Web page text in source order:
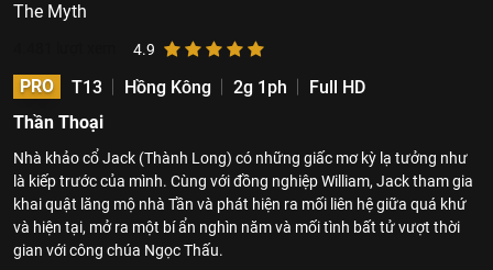
The Myth
4.9
PRO T13 Hồng Kông 2g 1ph
Full HD
Thần Thoại
Nhà khảo cổ Jack (Thành Long) có những giấc mơ kỳ lạ tưởng như
là kiếp trước của mình. Cùng với đồng nghiệp William, Jack tham gia
khai quật lăng mộ nhà Tần và phát hiện ra mối liên hệ giữa quá khứ
và hiện tại, mở ra một bí ẩn nghìn năm và mối tình bất tử vượt thời
gian với công chúa Ngọc Thấu.